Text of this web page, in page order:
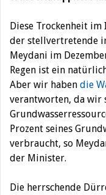
Diese Trockenheit im
der stellvertretende
Meydani im
Regen ist ein
Aber wir haben die
verantworten, da wir
Prozent seines
verbraucht, so
der Minister.
Die herrschende